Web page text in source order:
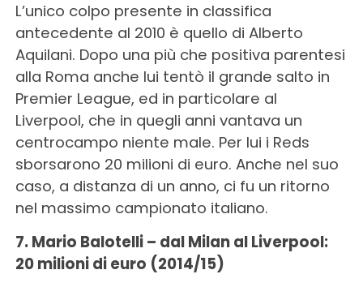
L’unico colpo presente in classifica
antecedente al 2010 è quello di Alberto
Aquilani. Dopo una più che positiva parentesi
alla Roma anche lui tentò il grande salto in
Premier League, ed in particolare al
Liverpool, che in quegli anni vantava un
centrocampo niente male. Per lui i Reds
sborsarono 20 milioni di euro. Anche nel suo
caso, a distanza di un anno, ci fu un ritorno
nel massimo campionato italiano.
7. Mario Balotelli – dal Milan al Liverpool:
20 milioni di euro (2014/15)